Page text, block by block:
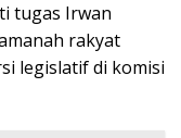
tugas Irwan
rakyat
legislatif di komisi